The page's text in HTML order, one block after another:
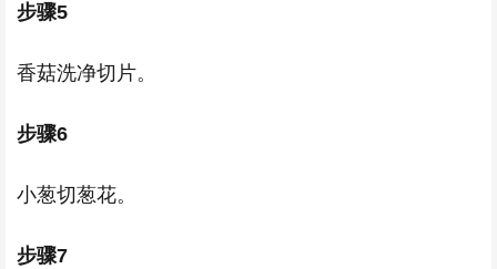
步骤5
香菇洗净切片。
步骤6
小葱切葱花。
步骤7